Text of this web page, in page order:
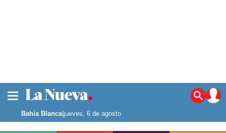
Noticias
La ciudad
Punta Alta
Bahía Blanca|jueves, 6 de agosto